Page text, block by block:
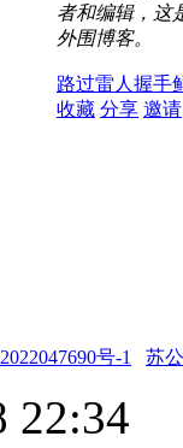
者和编辑，这
外围博客。
路过雷人 握手
收藏 分享 邀请
号-1 苏
22:34